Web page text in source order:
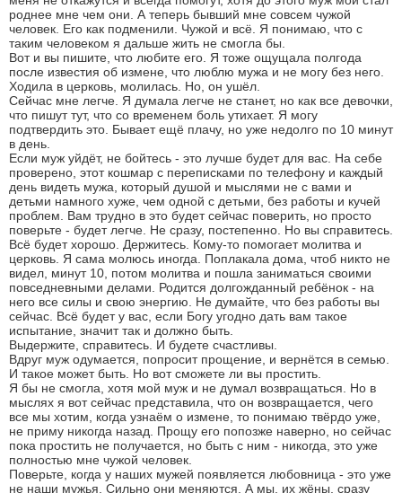
роднее мне чем они. А теперь бывший мне совсем чужой
человек. Его как подменили. Чужой и всё. Я понимаю, что с
таким человеком я дальше жить не смогла бы.
Вот и вы пишите, что любите его. Я тоже ощущала полгода
после известия об измене, что люблю мужа и не могу без него.
Ходила в церковь, молилась. Но, он ушёл.
Сейчас мне легче. Я думала легче не станет, но как все девочки,
что пишут тут, что со временем боль утихает. Я могу
подтвердить это. Бывает ещё плачу, но уже недолго по 10 минут
в день.
Если муж уйдёт, не бойтесь - это лучше будет для вас. На себе
проверено, этот кошмар с переписками по телефону и каждый
день видеть мужа, который душой и мыслями не с вами и
детьми намного хуже, чем одной с детьми, без работы и кучей
проблем. Вам трудно в это будет сейчас поверить, но просто
поверьте - будет легче. Не сразу, постепенно. Но вы справитесь.
Всё будет хорошо. Держитесь. Кому-то помогает молитва и
церковь. Я сама молюсь иногда. Поплакала дома, чтоб никто не
видел, минут 10, потом молитва и пошла заниматься своими
повседневными делами. Родится долгожданный ребёнок - на
него все силы и свою энергию. Не думайте, что без работы вы
сейчас. Всё будет у вас, если Богу угодно дать вам такое
испытание, значит так и должно быть.
Выдержите, справитесь. И будете счастливы.
Вдруг муж одумается, попросит прощение, и вернётся в семью.
И такое может быть. Но вот сможете ли вы простить.
Я бы не смогла, хотя мой муж и не думал возвращаться. Но в
мыслях я вот сейчас представила, что он возвращается, чего
все мы хотим, когда узнаём о измене, то понимаю твёрдо уже,
не приму никогда назад. Прощу его попозже наверно, но сейчас
пока простить не получается, но быть с ним - никогда, это уже
полностью мне чужой человек.
Поверьте, когда у наших мужей появляется любовница - это уже
не наши мужья. Сильно они меняются. А мы, их жёны, сразу